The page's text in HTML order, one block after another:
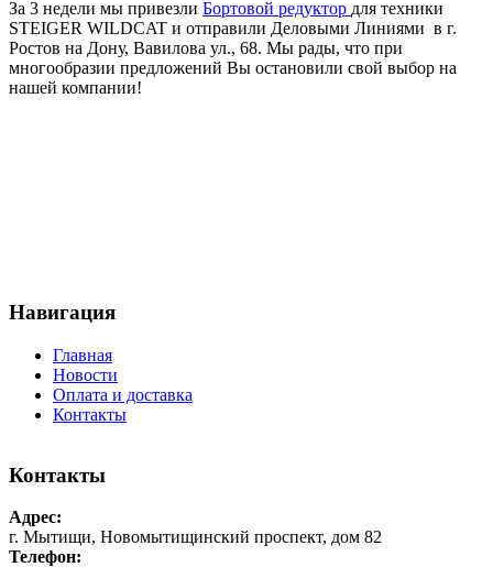
За 3 недели мы привезли Бортовой редуктор для техники
STEIGER WILDCAT и отправили Деловыми Линиями в г.
Ростов на Дону, Вавилова ул., 68. Мы рады, что при
многообразии предложений Вы остановили свой выбор на
нашей компании!
Навигация
Главная
Новости
Оплата и доставка
Контакты
Контакты
Адрес:
г. Мытищи, Новомытищинский проспект, дом 82
Телефон: